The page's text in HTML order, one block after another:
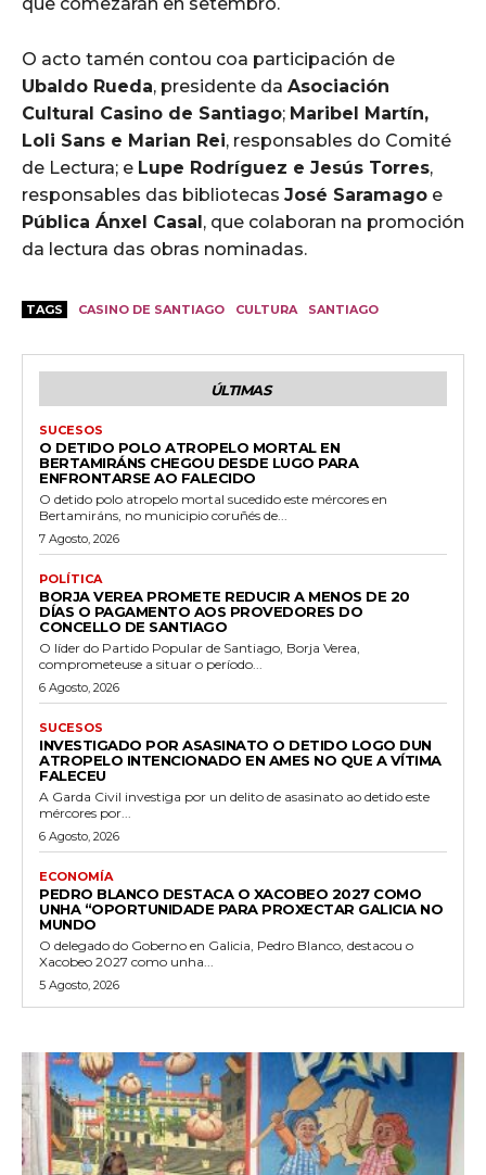
O acto tamén contou coa participación de
Ubaldo Rueda, presidente da Asociación
Cultural Casino de Santiago; Maribel Martín,
Loli Sans e Marian Rei, responsables do Comité
de Lectura; e Lupe Rodríguez e Jesús Torres,
responsables das bibliotecas José Saramago e
Pública Ánxel Casal, que colaboran na promoción
da lectura das obras nominadas.
TAGS CASINO DE SANTIAGO CULTURA SANTIAGO
ÚLTIMAS
SUCESOS
O DETIDO POLO ATROPELO MORTAL EN
BERTAMIRÁNS CHEGOU DESDE LUGO PARA
ENFRONTARSE AO FALECIDO
O detido polo atropelo mortal sucedido este mércores en
Bertamiráns, no municipio coruñés de...
7 Agosto, 2026
POLÍTICA
BORJA VEREA PROMETE REDUCIR A MENOS DE 20
DÍAS O PAGAMENTO AOS PROVEDORES DO
CONCELLO DE SANTIAGO
O líder do Partido Popular de Santiago, Borja Verea,
comprometeuse a situar o período...
6 Agosto, 2026
SUCESOS
INVESTIGADO POR ASASINATO O DETIDO LOGO DUN
ATROPELO INTENCIONADO EN AMES NO QUE A VÍTIMA
FALECEU
A Garda Civil investiga por un delito de asasinato ao detido este
mércores por...
6 Agosto, 2026
ECONOMÍA
PEDRO BLANCO DESTACA O XACOBEO 2027 COMO
UNHA “OPORTUNIDADE PARA PROXECTAR GALICIA NO
MUNDO
O delegado do Goberno en Galicia, Pedro Blanco, destacou o
Xacobeo 2027 como unha...
5 Agosto, 2026